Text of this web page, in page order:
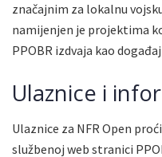
značajnim za lokalnu
namijenjen je projektima
PPOBR izdvaja kao
Ulaznice i
Ulaznice za NFR Open
službenoj web stranici